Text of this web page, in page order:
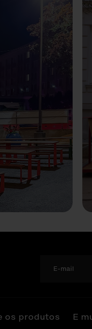
os produtos E